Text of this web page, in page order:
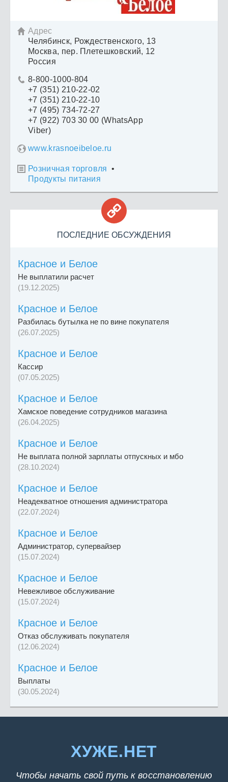
 Адрес
Челябинск, Рождественского, 13
Москва, пер. Плетешковский, 12
Россия
 8-800-1000-804
+7 (351) 210-22-02
+7 (351) 210-22-10
+7 (495) 734-72-27
+7 (922) 703 30 00 (WhatsApp
Viber)
www.krasnoeibeloe.ru
 Розничная торговля •
Продукты питания

ПОСЛЕДНИЕ ОБСУЖДЕНИЯ
Красное и Белое
Не выплатили расчет
(19.12.2025)
Красное и Белое
Разбилась бутылка не по вине покупателя
(26.07.2025)
Красное и Белое
Кассир
(07.05.2025)
Красное и Белое
Хамское поведение сотрудников магазина
(26.04.2025)
Красное и Белое
Не выплата полной зарплаты отпускных и мбо
(28.10.2024)
Красное и Белое
Неадекватное отношения администратора
(22.07.2024)
Красное и Белое
Администратор, супервайзер
(15.07.2024)
Красное и Белое
Невежливое обслуживание
(15.07.2024)
Красное и Белое
Отказ обслуживать покупателя
(12.06.2024)
Красное и Белое
Выплаты
(30.05.2024)
ХУЖЕ.НЕТ
Чтобы начать свой путь к восстановлению